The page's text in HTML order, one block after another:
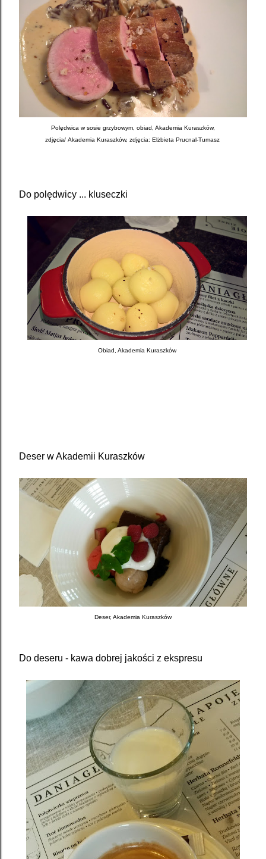
Polędwica w sosie grzybowym, obiad, Akademia Kuraszków,
zdjęcia/ Akademia Kuraszków, zdjęcia: Elżbieta Prucnal-Tumasz
Do polędwicy ... kluseczki
Obiad, Akademia Kuraszków
Deser w Akademii Kuraszków
Deser, Akademia Kuraszków
Do deseru - kawa dobrej jakości z ekspresu